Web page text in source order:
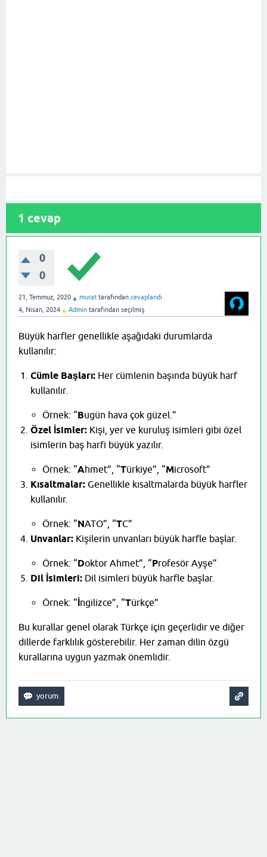
1 cevap
0
0
21, Temmuz, 2020 ♦ murat tarafından cevaplandı
4, Nisan, 2024 ♦ Admin tarafından seçilmiş
Büyük harfler genellikle aşağıdaki durumlarda
kullanılır:
Cümle Başları: Her cümlenin başında büyük harf
kullanılır.
Örnek: “Bugün hava çok güzel.”
Özel İsimler: Kişi, yer ve kuruluş isimleri gibi özel
isimlerin baş harfi büyük yazılır.
Örnek: “Ahmet”, “Türkiye”, “Microsoft”
Kısaltmalar: Genellikle kısaltmalarda büyük harfler
kullanılır.
Örnek: “NATO”, “TC”
Unvanlar: Kişilerin unvanları büyük harfle başlar.
Örnek: “Doktor Ahmet”, “Profesör Ayşe”
Dil İsimleri: Dil isimleri büyük harfle başlar.
Örnek: “ ngilizce”, “Türkçe”
Bu kurallar genel olarak Türkçe için geçerlidir ve diğer
dillerde farklılık gösterebilir. Her zaman dilin özgü
kurallarına uygun yazmak önemlidir.